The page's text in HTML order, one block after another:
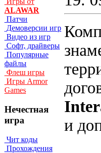
ALAWAR
Патчи
Демоверсии игр
Видео из игр
Софт, драйверы
Популярные
файлы
Флеш игры
Игры Armor
Games
Нечестная
игра
Чит коды
Прохождения
и